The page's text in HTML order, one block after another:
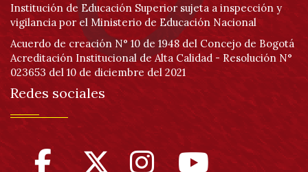
Institución de Educación Superior sujeta a inspección y
vigilancia por el Ministerio de Educación Nacional
Acuerdo de creación N° 10 de 1948 del Concejo de Bogotá
Acreditación Institucional de Alta Calidad - Resolución N°
023653 del 10 de diciembre del 2021
Redes sociales